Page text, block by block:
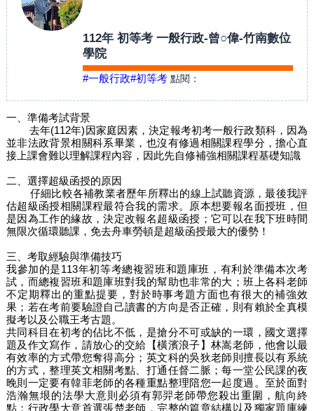
112年 初等考 一般行政-曾○偉-竹南數位
學院
#一般行政#初等考 點閱：
一、準備考試背景
去年(112年)因家庭因素，決定報考初考一般行政類科，因為
並非法政背景相關科系畢業，也沒有修過相關課程學分，擔心直
接上課會難以理解課程內容，因此先自修補強相關課程基礎知識
二、選擇超級函授的原因
仔細比較各補教業者歷年所釋出的線上試聽資源，最後我評
估超級函授相關課程最符合我的需求。原本想要報名面授班，但
是因為工作的緣故，決定改報名超級函授；它可以在我下班時間
無限次循環聽課，免去舟車勞頓是超級函授最大的優勢！
三、考取經驗與準備技巧
我參加的是113年初等考總複習班和題庫班，有利於準備本次考
試，而總複習班和題庫班對我的幫助也非常的大；班上各科老師
不定期釋出的重點提要，對於時事考題方面也有很大的補強效
果；若在考前要驗證自己讀書的方向是否正確，則有賴於全真模
擬考以及公職王考古題。
共同科目在初考的佔比不低，是搶分不可或缺的一環，國文選擇
題及作文寫作，請放心的交給【橫濱浪子】林嵩老師，他會以最
有效率的方式帶您奪得高分；英文科的吳狄老師則擅長以有系統
的方式，整理英文相關考點、打通任督二脈；每一堂公民課的夜
晚則一定要有韓菲老師的各種重點整理陪您一起度過。至於面對
浩瀚無垠的法學大意則必須有郭羿老師帶您殺出重圍，航向終
點；行政學大意首選張楚老師，完整的篇章結構以及獨家題庫練